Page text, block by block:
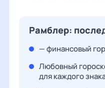
Рамблер:
— финансовый
Любовный
для каждого